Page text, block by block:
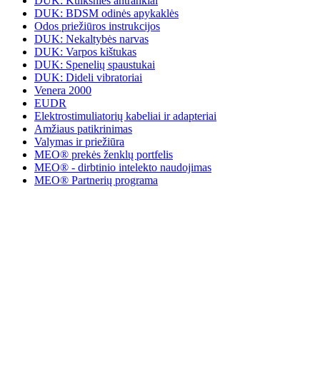
DUK: BDSM odinės apykaklės
Odos priežiūros instrukcijos
DUK: Nekaltybės narvas
DUK: Varpos kištukas
DUK: Spenelių spaustukai
DUK: Dideli vibratoriai
Venera 2000
EUDR
Elektrostimuliatorių kabeliai ir adapteriai
Amžiaus patikrinimas
Valymas ir priežiūra
MEO® prekės ženklų portfelis
MEO® - dirbtinio intelekto naudojimas
MEO® Partnerių programa